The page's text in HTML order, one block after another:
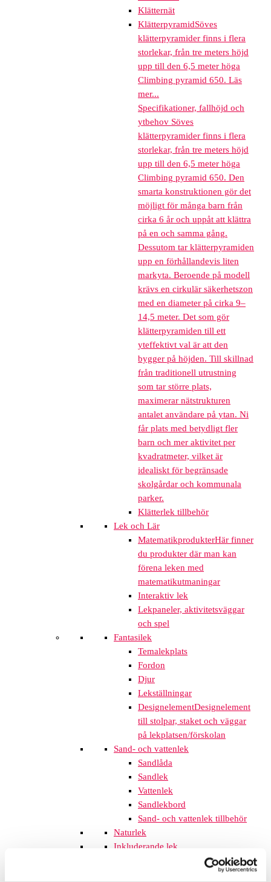
Klätternät
KlätterpyramidSöves
klätterpyramider finns i flera
storlekar, från tre meters höjd
upp till den 6,5 meter höga
Climbing pyramid 650. Läs
mer...
Specifikationer, fallhöjd och
ytbehov Söves
klätterpyramider finns i flera
storlekar, från tre meters höjd
upp till den 6,5 meter höga
Climbing pyramid 650. Den
smarta konstruktionen gör det
möjligt för många barn från
cirka 6 år och uppåt att klättra
på en och samma gång.
Dessutom tar klätterpyramiden
upp en förhållandevis liten
markyta. Beroende på modell
krävs en cirkulär säkerhetszon
med en diameter på cirka 9–
14,5 meter. Det som gör
klätterpyramiden till ett
yteffektivt val är att den
bygger på höjden. Till skillnad
från traditionell utrustning
som tar större plats,
maximerar nätstrukturen
antalet användare på ytan. Ni
får plats med betydligt fler
barn och mer aktivitet per
kvadratmeter, vilket är
idealiskt för begränsade
skolgårdar och kommunala
parker.
Klätterlek tillbehör
Lek och Lär
MatematikprodukterHär finner
du produkter där man kan
förena leken med
matematikutmaningar
Interaktiv lek
Lekpaneler, aktivitetsväggar
och spel
Fantasilek
Temalekplats
Fordon
Djur
Lekställningar
DesignelementDesignelement
till stolpar, staket och väggar
på lekplatsen/förskolan
Sand- och vattenlek
Sandlåda
Sandlek
Vattenlek
Sandlekbord
Sand- och vattenlek tillbehör
Naturlek
Inkluderande lek
Svanenmärkta produkter